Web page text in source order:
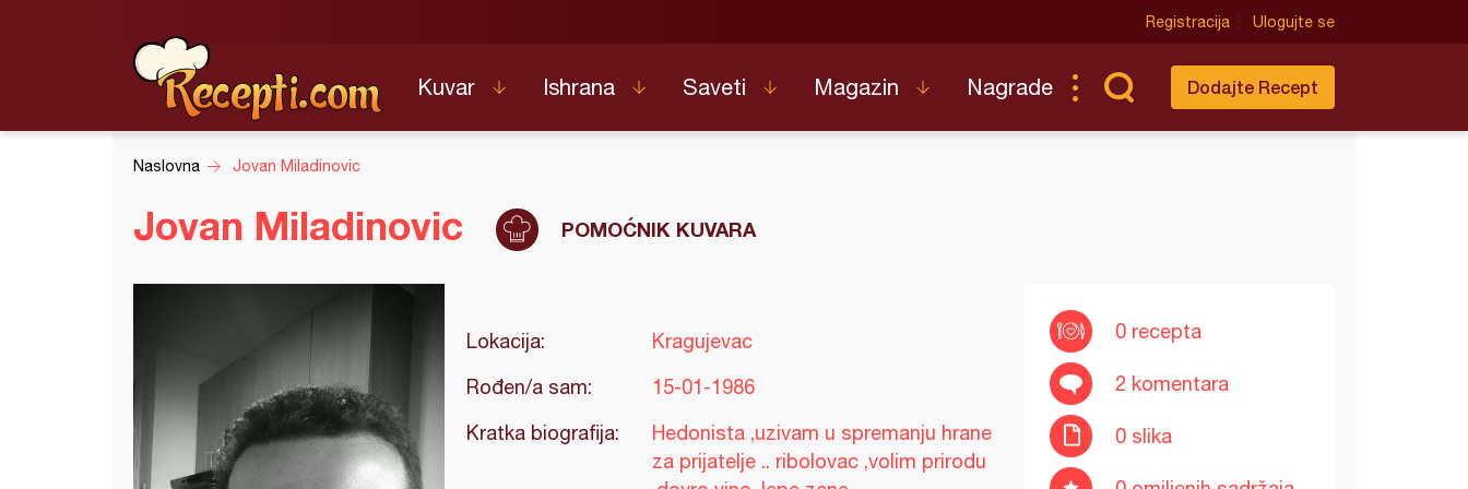
Registracija Ulogujte se
Kuvar Ishrana Saveti Magazin Nagrade Dodajte Recept
Naslovna Jovan Miladinovic
Jovan Miladinovic POMOĆNIK KUVARA
Lokacija:
Kragujevac
Rođen/a sam:
15-01-1986
Kratka biografija:
Hedonista ,uzivam u spremanju hrane
za prijatelje .. ribolovac ,volim prirodu
0 recepta
2 komentara
0 slika